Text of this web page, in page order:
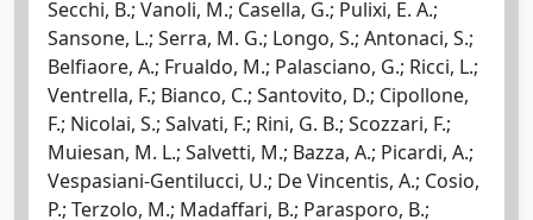
Secchi, B.; Vanoli, M.; Casella, G.; Pulixi, E. A.;
Sansone, L.; Serra, M. G.; Longo, S.; Antonaci, S.;
Belfiaore, A.; Frualdo, M.; Palasciano, G.; Ricci, L.;
Ventrella, F.; Bianco, C.; Santovito, D.; Cipollone,
F.; Nicolai, S.; Salvati, F.; Rini, G. B.; Scozzari, F.;
Muiesan, M. L.; Salvetti, M.; Bazza, A.; Picardi, A.;
Vespasiani-Gentilucci, U.; De Vincentis, A.; Cosio,
P.; Terzolo, M.; Madaffari, B.; Parasporo, B.;